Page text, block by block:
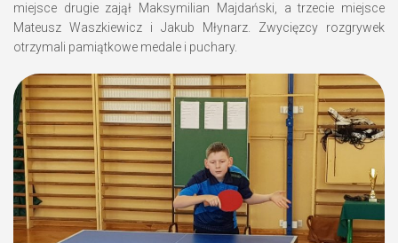
miejsce drugie zajął Maksymilian Majdański, a trzecie miejsce
Mateusz Waszkiewicz i Jakub Młynarz. Zwycięzcy rozgrywek
otrzymali pamiątkowe medale i puchary.